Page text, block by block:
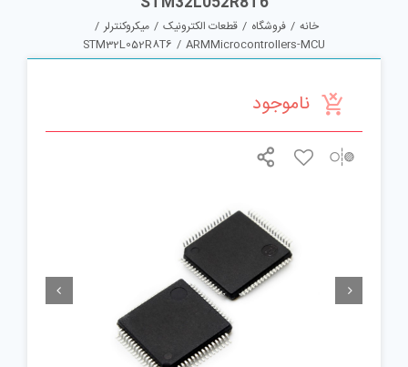
خانه / فروشگاه / قطعات الکترونیک / میکروکنترلر /
ARMMicrocontrollers-MCU
/
STM32L052R8T6
ناموجود
 